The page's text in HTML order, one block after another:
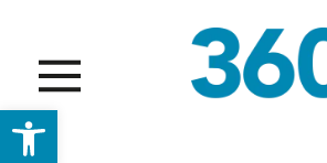
Abrir barra de